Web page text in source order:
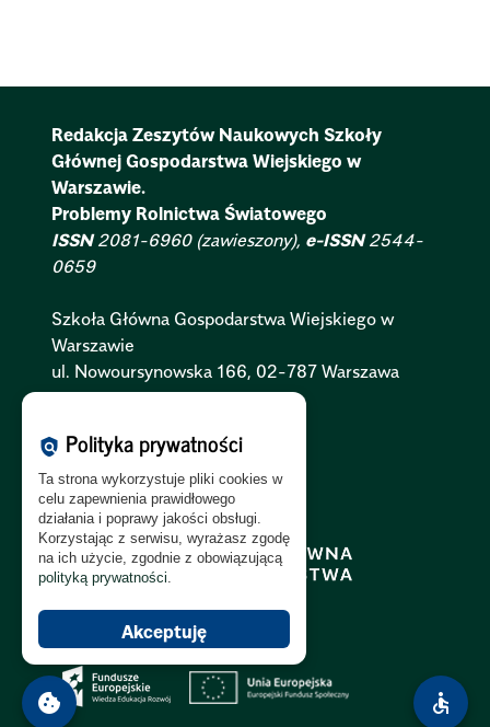
Redakcja Zeszytów Naukowych Szkoły
Głównej Gospodarstwa Wiejskiego w
Warszawie.
Problemy Rolnictwa Światowego
ISSN2081-6960 (zawieszony), e-ISSN2544-
0659
Szkoła Główna Gospodarstwa Wiejskiego w
Warszawie
ul. Nowoursynowska 166, 02-787 Warszawa
Polityka Prywatności:PL
Polityka RODO:PL|EN
accessible
cookie
policy Polityka prywatności
Ta strona wykorzystuje pliki cookies w
celu zapewnienia prawidłowego
działania i poprawy jakości obsługi.
Korzystając z serwisu, wyrażasz zgodę
na ich użycie, zgodnie z obowiązującą
polityką prywatności
Akceptuję